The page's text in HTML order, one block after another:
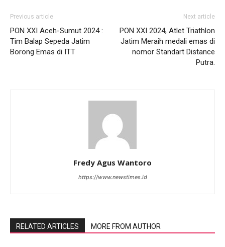
Previous article
PON XXI Aceh-Sumut 2024 :
Tim Balap Sepeda Jatim
Borong Emas di ITT
Next article
PON XXI 2024, Atlet Triathlon
Jatim Meraih medali emas di
nomor Standart Distance
Putra.
Fredy Agus Wantoro
https://www.newstimes.id
RELATED ARTICLES MORE FROM AUTHOR